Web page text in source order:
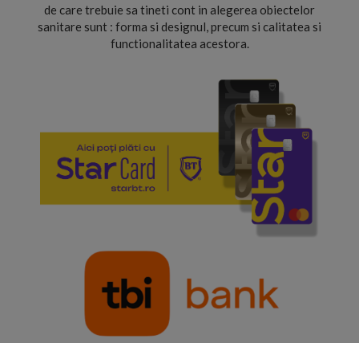
de care trebuie sa tineti cont in alegerea obiectelor
sanitare sunt : forma si designul, precum si calitatea si
functionalitatea acestora.